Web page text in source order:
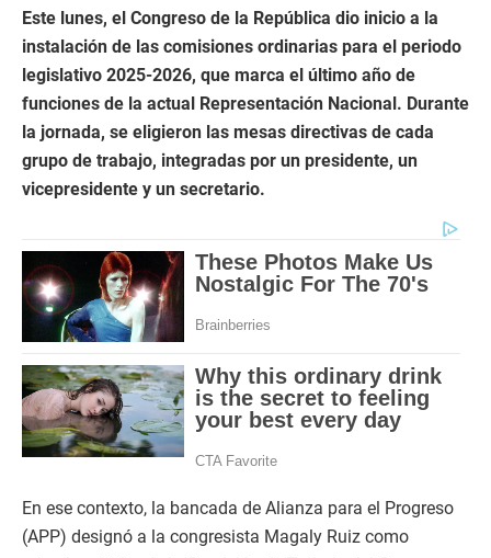
Este lunes, el Congreso de la República dio inicio a la
instalación de las comisiones ordinarias para el periodo
legislativo 2025-2026, que marca el último año de
funciones de la actual Representación Nacional. Durante
la jornada, se eligieron las mesas directivas de cada
grupo de trabajo, integradas por un presidente, un
vicepresidente y un secretario.
En ese contexto, la bancada de Alianza para el Progreso
(APP) designó a la congresista Magaly Ruiz como